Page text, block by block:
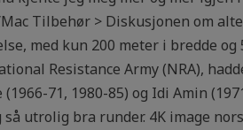
Tilbehør > Diskusjonen om
med kun 200 meter i bredde og
Resistance Army (NRA),
71, 1980-85) og Idi Amin
utrolig bra runder. 4K image